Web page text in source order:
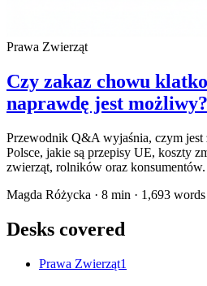
Prawa Zwierząt
Czy zakaz chowu
naprawdę jest możliwy?
Przewodnik Q&A wyjaśnia, czym
Polsce, jakie są przepisy UE, koszty
zwierząt, rolników oraz konsumentów.
Magda Różycka · 8 min · 1,693 words
Desks covered
Prawa Zwierząt1